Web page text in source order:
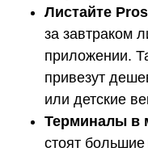
Листайте
за завтраком
приложении.
привезут
или детские
Терминалы в
стоят